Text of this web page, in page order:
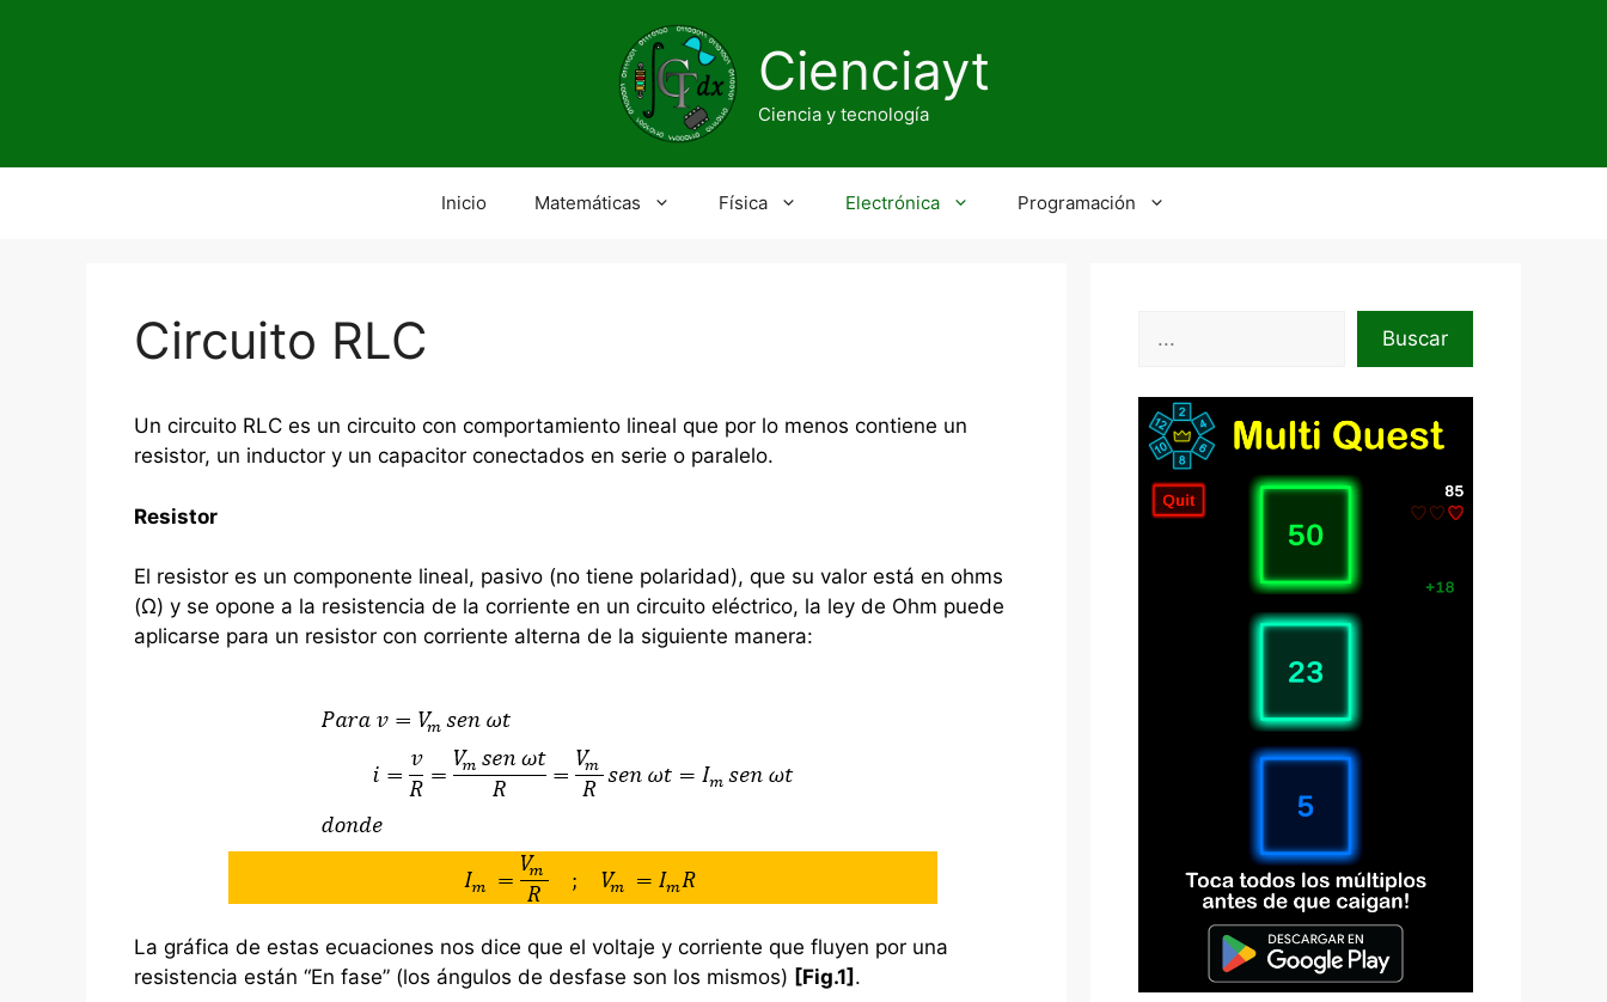
Cienciayt
Ciencia y tecnología
Inicio Matemáticas Física Electrónica Programación
Circuito RLC
Un circuito RLC es un circuito con comportamiento lineal que por lo menos contiene un
resistor, un inductor y un capacitor conectados en serie o paralelo.
Resistor
El resistor es un componente lineal, pasivo (no tiene polaridad), que su valor está en ohms
(Ω) y se opone a la resistencia de la corriente en un circuito eléctrico, la ley de Ohm puede
aplicarse para un resistor con corriente alterna de la siguiente manera:
La gráfica de estas ecuaciones nos dice que el voltaje y corriente que fluyen por una
resistencia están “En fase” (los ángulos de desfase son los mismos) [Fig.1].
Buscar